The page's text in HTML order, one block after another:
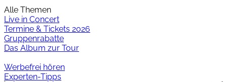
Alle Themen
Live in Concert
Termine & Tickets 2026
Gruppenrabatte
Das Album zur Tour
Werbefrei hören
Experten-Tipps